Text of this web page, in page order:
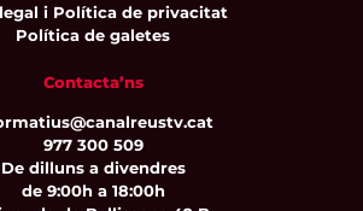
i Política de privacitat
Política de galetes
Contacta’ns
977 300 509
De dilluns a divendres
de 9:00h a 18:00h